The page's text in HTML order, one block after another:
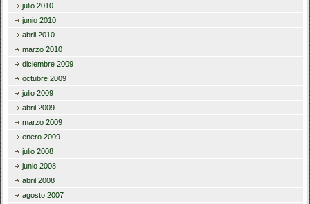
julio 2010
junio 2010
abril 2010
marzo 2010
diciembre 2009
octubre 2009
julio 2009
abril 2009
marzo 2009
enero 2009
julio 2008
junio 2008
abril 2008
agosto 2007